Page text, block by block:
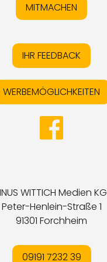
MITMACHEN
IHR FEEDBACK
WERBEMÖGLICHKEITEN
WITTICH Medien KG
Peter-Henlein-Straße 1
91301 Forchheim
09191 7232 39